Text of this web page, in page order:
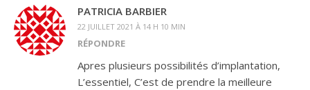
PATRICIA BARBIER
22 JUILLET 2021 À 14 H 10 MIN
RÉPONDRE
Apres plusieurs possibilités d’implantation,
L’essentiel, C’est de prendre la meilleure